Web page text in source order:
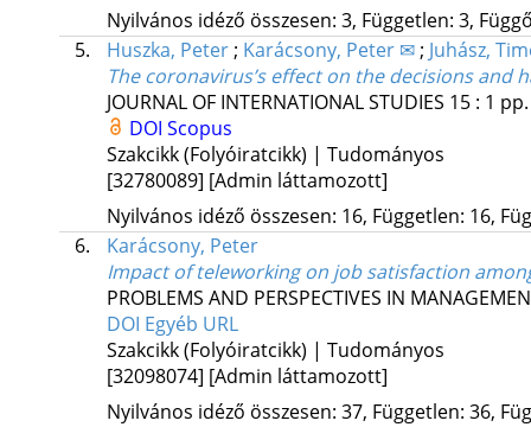
Nyilvános idéző összesen: 3, Független: 3,
5.
Huszka, Peter; Karácsony, Peter ✉; Juhász,
The coronavirus’s effect on the decisions and
JOURNAL OF INTERNATIONAL STUDIES 15: 1
DOI Scopus
Szakcikk (Folyóiratcikk) | Tudományos
[32780089] [Admin láttamozott]
Nyilvános idéző összesen: 16, Független: 16,
6.
Karácsony, Peter
Impact of teleworking on job satisfaction
PROBLEMS AND PERSPECTIVES IN
DOI Egyéb URL
Szakcikk (Folyóiratcikk) | Tudományos
[32098074] [Admin láttamozott]
Nyilvános idéző összesen: 37, Független: 36,